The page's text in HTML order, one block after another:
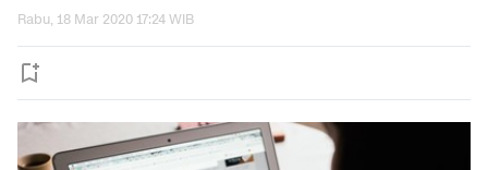
Rabu, 18 Mar 2020 17:24 WIB